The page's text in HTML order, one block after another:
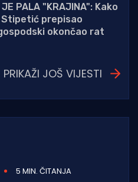
JE PALA "KRAJINA": Kako
prepisao
okončao rat
PRIKAŽI JOŠ VIJESTI
5 MIN. ČITANJA